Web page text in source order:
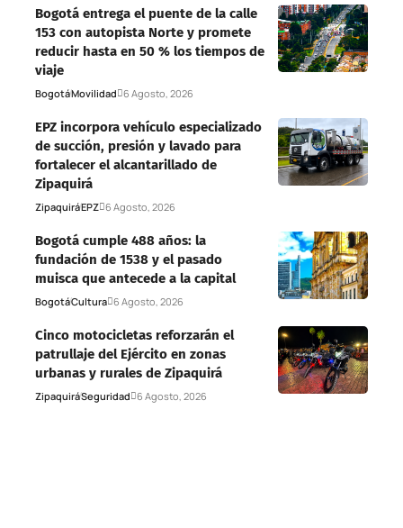
Bogotá entrega el puente de la calle
153 con autopista Norte y promete
reducir hasta en 50 % los tiempos de
viaje
BogotáMovilidad 6 Agosto, 2026
EPZ incorpora vehículo especializado
de succión, presión y lavado para
fortalecer el alcantarillado de
Zipaquirá
ZipaquiráEPZ 6 Agosto, 2026
Bogotá cumple 488 años: la
fundación de 1538 y el pasado
muisca que antecede a la capital
BogotáCultura 6 Agosto, 2026
Cinco motocicletas reforzarán el
patrullaje del Ejército en zonas
urbanas y rurales de Zipaquirá
ZipaquiráSeguridad 6 Agosto, 2026